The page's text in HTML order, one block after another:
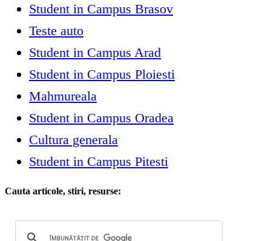
Student in Campus Brasov
Teste auto
Student in Campus Arad
Student in Campus Ploiesti
Mahmureala
Student in Campus Oradea
Cultura generala
Student in Campus Pitesti
Cauta articole, stiri, resurse: